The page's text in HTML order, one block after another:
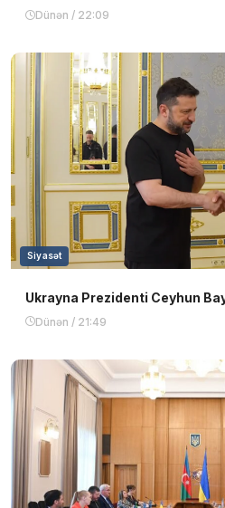
Dünən / 22:09
Siyasət
Ukrayna Prezidenti Ceyhun
Dünən / 21:49